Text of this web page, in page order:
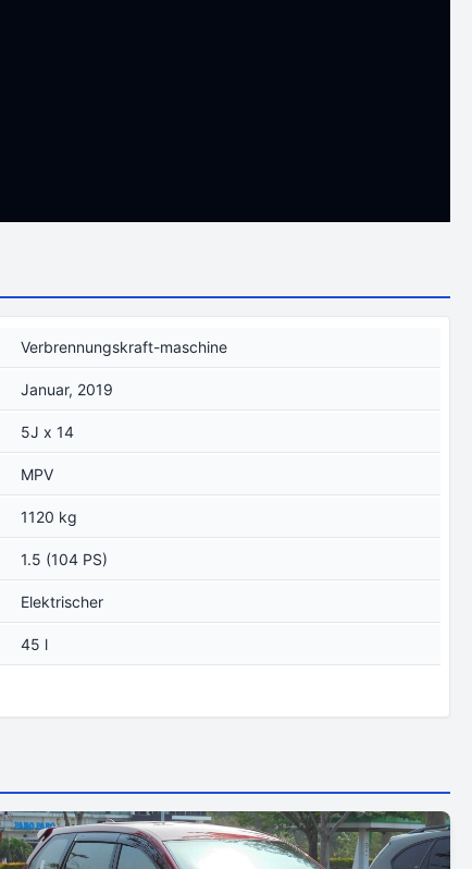
Verbrennungskraft-maschine
Januar, 2019
5J x 14
MPV
1120 kg
1.5 (104 PS)
Elektrischer
45 l